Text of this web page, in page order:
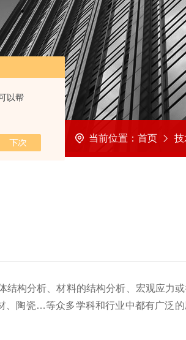
以帮
当前位置： 首页 技
结构分析、材料的结构分析、宏观应力
、陶瓷…等众多学科和行业中都有广泛的